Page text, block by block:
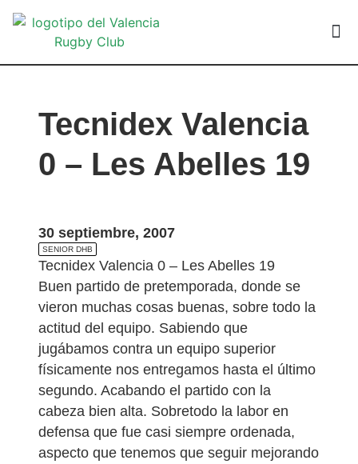
Tecnidex Valencia
0 – Les Abelles 19
30 septiembre, 2007
SENIOR DHB
Tecnidex Valencia 0 – Les Abelles 19
Buen partido de pretemporada, donde se
vieron muchas cosas buenas, sobre todo la
actitud del equipo. Sabiendo que
jugábamos contra un equipo superior
físicamente nos entregamos hasta el último
segundo. Acabando el partido con la
cabeza bien alta. Sobretodo la labor en
defensa que fue casi siempre ordenada,
aspecto que tenemos que seguir mejorando